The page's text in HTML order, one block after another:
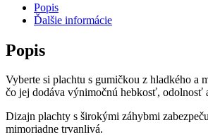
gumičkou
ADELA
120
x
x
25
Ružová
Popis
Ďalšie informácie
Popis
Vyberte si plachtu s gumičkou z hladkého a
čo jej dodáva výnimočnú hebkosť, odolnosť
Dizajn plachty s širokými záhybmi
mimoriadne trvanlivá.